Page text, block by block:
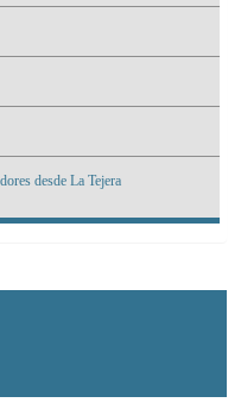
desde La Tejera